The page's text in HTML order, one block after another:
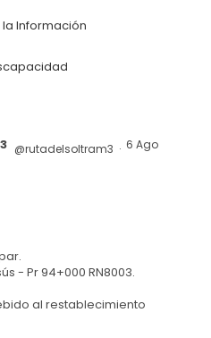
Información
@rutadelsoltram3 · 6 Ago
- Pr 94+000 RN8003.
al restablecimiento